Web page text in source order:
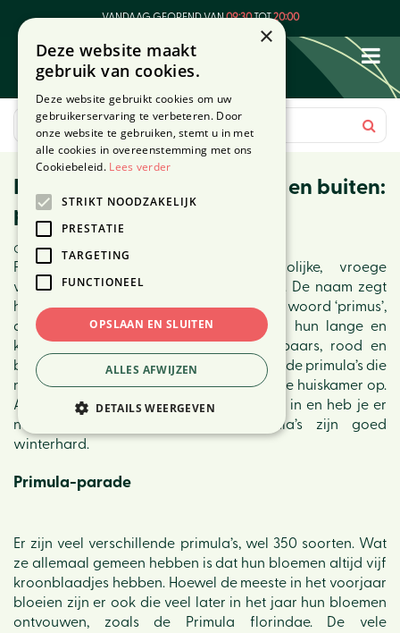
VANDAAG GEOPEND VAN09:30TOT20:00
Februaritopper voor binnen en buiten:
primula
Gepubliceerd op4 februari 2025
Primula’s of sleutelbloemen zijn vrolijke, vroege
voorjaarsbloeiers voor binnen en buiten. De naam zegt
het al: primula is afgeleid van het Latijnse woord ‘primus’,
dat ‘eerste’ betekent. Ze zijn geliefd om hun lange en
kleurrijke bloei. De kleur varieert van paars, rood en
blauw tot roze, geel en wit. Met de bloeiende primula’s die
nu bij ons verkrijgbaar zijn fleur je eerst de huiskamer op.
Als ze uitgebloeid zijn, kunnen ze de tuin in en heb je er
nog jaren plezier van, want primula’s zijn goed
winterhard.
Primula-parade
Er zijn veel verschillende primula’s, wel 350 soorten. Wat
ze allemaal gemeen hebben is dat hun bloemen altijd vijf
kroonblaadjes hebben. Hoewel de meeste in het voorjaar
bloeien zijn er ook die veel later in het jaar hun bloemen
ontvouwen, zoals de Primula florindae. De vele
×
Deze website maakt
gebruik van cookies.
Deze website gebruikt cookies om uw
gebruikerservaring te verbeteren. Door
onze website te gebruiken, stemt u in met
alle cookies in overeenstemming met ons
Cookiebeleid. Lees verder
STRIKT NOODZAKELIJK
PRESTATIE
TARGETING
FUNCTIONEEL
OPSLAAN EN SLUITEN
ALLES AFWIJZEN
DETAILS WEERGEVEN